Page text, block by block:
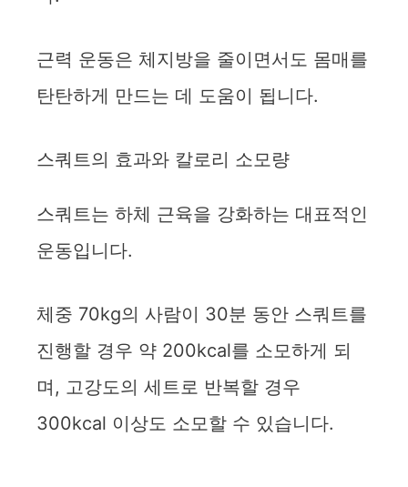
근력 운동은 체지방을 줄이면서도 몸매를
탄탄하게 만드는 데 도움이 됩니다.
스쿼트의 효과와 칼로리 소모량
스쿼트는 하체 근육을 강화하는 대표적인
운동입니다.
체중 70kg의 사람이 30분 동안 스쿼트를
진행할 경우 약 200kcal를 소모하게 되
며, 고강도의 세트로 반복할 경우
300kcal 이상도 소모할 수 있습니다.